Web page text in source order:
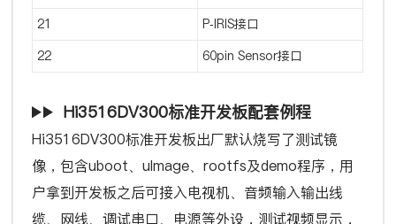
21 P-IRIS接口
22 60pin Sensor接口
Hi3516DV300标准开发板配套例程
Hi3516DV300标准开发板出厂默认烧写了测试镜
像，包含uboot、uImage、rootfs及demo程序，用
户拿到开发板之后可接入电视机、音频输入输出线
缆、网线、调试串口、电源等外设，测试视频显示，